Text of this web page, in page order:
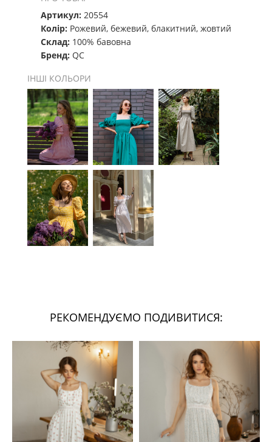
Артикул: 20554
Колір: Рожевий, бежевий, блакитний, жовтий
Склад: 100% бавовна
Бренд: QC
ІНШІ КОЛЬОРИ
РЕКОМЕНДУЄМО ПОДИВИТИСЯ: